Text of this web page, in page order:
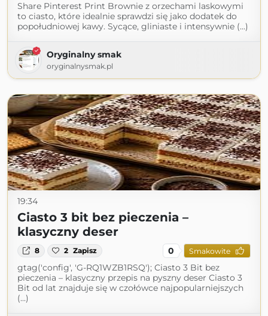
Share Pinterest Print Brownie z orzechami laskowymi
to ciasto, które idealnie sprawdzi się jako dodatek do
popołudniowej kawy. Sycące, gliniaste i intensywnie (...)
Oryginalny smak
oryginalnysmak.pl
19:34
Ciasto 3 bit bez pieczenia –
klasyczny deser
8 2 Zapisz 0 Smakowite
gtag('config', 'G-RQ1WZB1RSQ'); Ciasto 3 Bit bez
pieczenia – klasyczny przepis na pyszny deser Ciasto 3
Bit od lat znajduje się w czołówce najpopularniejszych
(...)